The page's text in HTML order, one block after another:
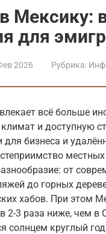
Мексику:
для
2026 Рубрика:
всё больше
и доступную
бизнеса и
от
до горных
хабов. При этом
2-3 раза ниже, чем
солнцем круглый